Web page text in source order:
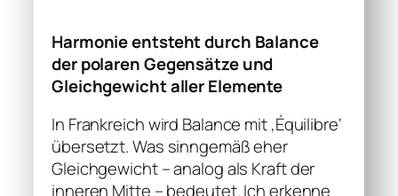
Harmonie entsteht durch Balance
der polaren Gegensätze und
Gleichgewicht aller Elemente
In Frankreich wird Balance mit ‚Équilibre‘
übersetzt. Was sinngemäß eher
Gleichgewicht – analog als Kraft der
inneren Mitte – bedeutet. Ich erkenne